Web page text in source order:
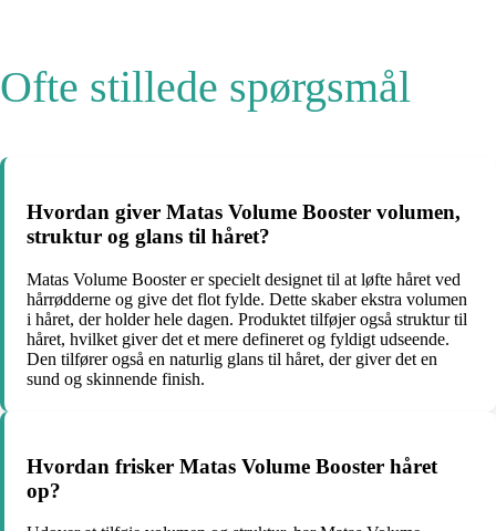
Ofte stillede spørgsmål
Hvordan giver Matas Volume Booster volumen,
struktur og glans til håret?
Matas Volume Booster er specielt designet til at løfte håret ved
hårrødderne og give det flot fylde. Dette skaber ekstra volumen
i håret, der holder hele dagen. Produktet tilføjer også struktur til
håret, hvilket giver det et mere defineret og fyldigt udseende.
Den tilfører også en naturlig glans til håret, der giver det en
sund og skinnende finish.
Hvordan frisker Matas Volume Booster håret
op?